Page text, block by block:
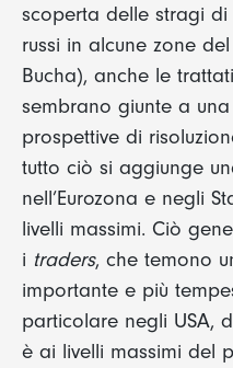
scoperta delle stragi
russi in alcune zone
Bucha), anche le
sembrano giunte a
prospettive di
tutto ciò si aggiunge
nell’Eurozona e negli
livelli massimi. Ciò
i traders, che temono
importante e più
particolare negli USA,
è ai livelli massimi del